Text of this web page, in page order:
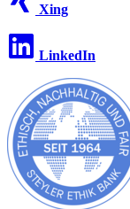
Xing
LinkedIn